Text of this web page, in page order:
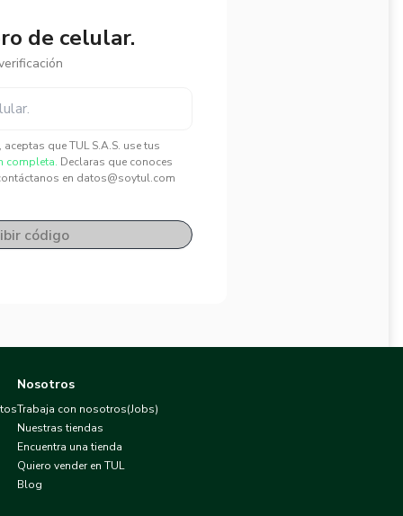
de celular.
que TUL S.A.S. use tus
completa. Declaras que conoces
en datos@soytul.com
código
Nosotros
Trabaja con nosotros(Jobs)
Nuestras tiendas
Encuentra una tienda
Quiero vender en TUL
Blog